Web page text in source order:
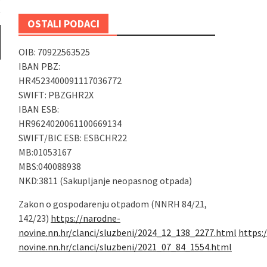
OSTALI PODACI
OIB: 70922563525
IBAN PBZ:
HR4523400091117036772
SWIFT: PBZGHR2X
IBAN ESB:
HR9624020061100669134
SWIFT/BIC ESB: ESBCHR22
MB:01053167
MBS:040088938
NKD:3811 (Sakupljanje neopasnog otpada)
Zakon o gospodarenju otpadom (NNRH 84/21,
142/23) https://narodne-
novine.nn.hr/clanci/sluzbeni/2024_12_138_2277.html
novine.nn.hr/clanci/sluzbeni/2021_07_84_1554.html